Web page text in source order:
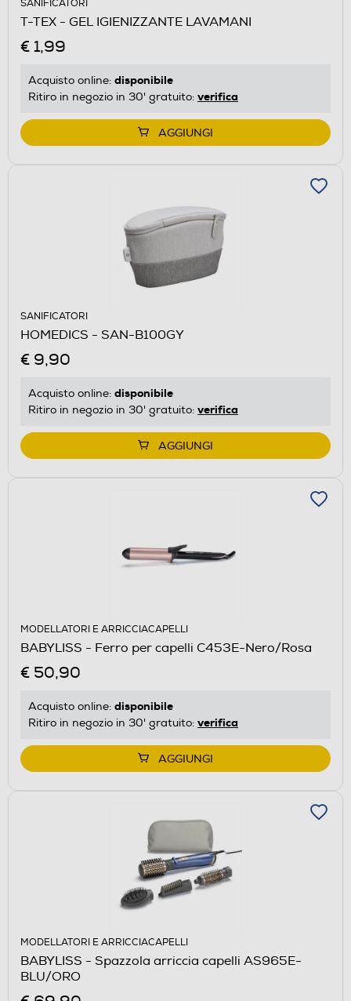
SANIFICATORI
T-TEX - GEL IGIENIZZANTE LAVAMANI
€ 1,99
Acquisto online: disponibile
Ritiro in negozio in 30' gratuito: verifica
AGGIUNGI
SANIFICATORI
HOMEDICS - SAN-B100GY
€ 9,90
Acquisto online: disponibile
Ritiro in negozio in 30' gratuito: verifica
AGGIUNGI
MODELLATORI E ARRICCIACAPELLI
BABYLISS - Ferro per capelli C453E-Nero/Rosa
€ 50,90
Acquisto online: disponibile
Ritiro in negozio in 30' gratuito: verifica
AGGIUNGI
MODELLATORI E ARRICCIACAPELLI
BABYLISS - Spazzola arriccia capelli AS965E-
BLU/ORO